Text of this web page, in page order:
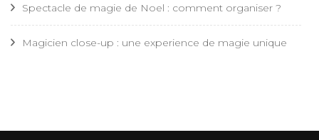
Spectacle de magie de Noel : comment organiser ?
Magicien close-up : une experience de magie unique